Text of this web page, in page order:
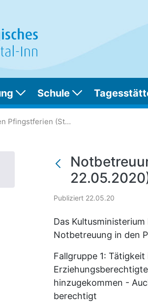
Schule
Notbetreuung in den Pfingstferien (Stand 22.05.2020)
Publiziert 22.05.20
Das
Notbetreuung in den
Fallgruppe 1:
hinzugekommen -
berechtigt